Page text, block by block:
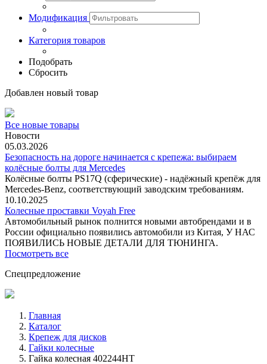
Модификация
Категория товаров
Подобрать
Сбросить
Добавлен новый товар
Все новые товары
Новости
05.03.2026
Безопасность на дороге начинается с крепежа: выбираем
колёсные болты для Mercedes
Колёсные болты PS17Q (сферические) - надёжный крепёж для
Mercedes‑Benz, соответствующий заводским требованиям.
10.10.2025
Колесные проставки Voyah Free
Автомобильный рынок полнится новыми автобрендами и в
России официально появились автомобили из Китая, У НАС
ПОЯВИЛИСЬ НОВЫЕ ДЕТАЛИ ДЛЯ ТЮНИНГА.
Посмотреть все
Спецпредложение
Главная
Каталог
Крепеж для дисков
Гайки колесные
Гайка колесная 402244HT